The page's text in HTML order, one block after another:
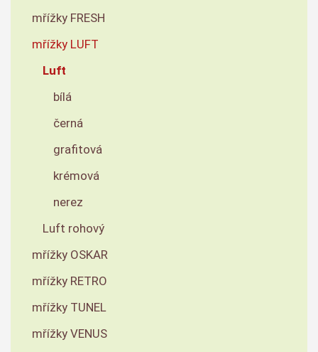
mřížky FRESH
mřížky LUFT
Luft
bílá
černá
grafitová
krémová
nerez
Luft rohový
mřížky OSKAR
mřížky RETRO
mřížky TUNEL
mřížky VENUS